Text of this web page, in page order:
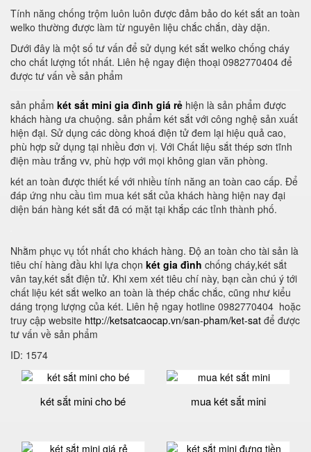
Tính năng chống trộm luôn luôn được đảm bảo do két sắt an toàn
welko thường được làm từ nguyên liệu chắc chắn, dày dặn.
Dưới đây là một số tư vấn để sử dụng két sắt welko chống cháy
cho chất lượng tốt nhất. Liên hệ ngay điện thoại 0982770404 để
được tư vấn về sản phẩm
sản phẩm két sắt mini gia đình giá rẻ hiện là sản phẩm được
khách hàng ưa chuộng. sản phẩm két sắt với công nghệ sản xuất
hiện đại. Sử dụng các dòng khoá điện tử đem lại hiệu quả cao,
phù hợp sử dụng tại nhiều đơn vị. Với Chất liệu sắt thép sơn tĩnh
điện màu trắng vv, phù hợp với mọi không gian văn phòng.
két an toàn được thiết kế với nhiều tính năng an toàn cao cấp. Để
đáp ứng nhu cầu tìm mua két sắt của khách hàng hiện nay đại
diện bán hàng két sắt đã có mặt tại khắp các tỉnh thành phố.
Nhằm phục vụ tốt nhất cho khách hàng. Độ an toàn cho tài sản là
tiêu chí hàng đầu khi lựa chọn két gia đình chống cháy,két sắt
vân tay,két sắt điện tử. Khi xem xét tiêu chí này, bạn cần chú ý tới
chất liệu két sắt welko an toàn là thép chắc chắc, cũng như kiểu
dáng trọng lượng của két. Liên hệ ngay hotline 0982770404 hoặc
truy cập website http://ketsatcaocap.vn/san-pham/ket-sat để được
tư vấn về sản phẩm
ID: 1574
két sắt mini cho bé mua két sắt mini